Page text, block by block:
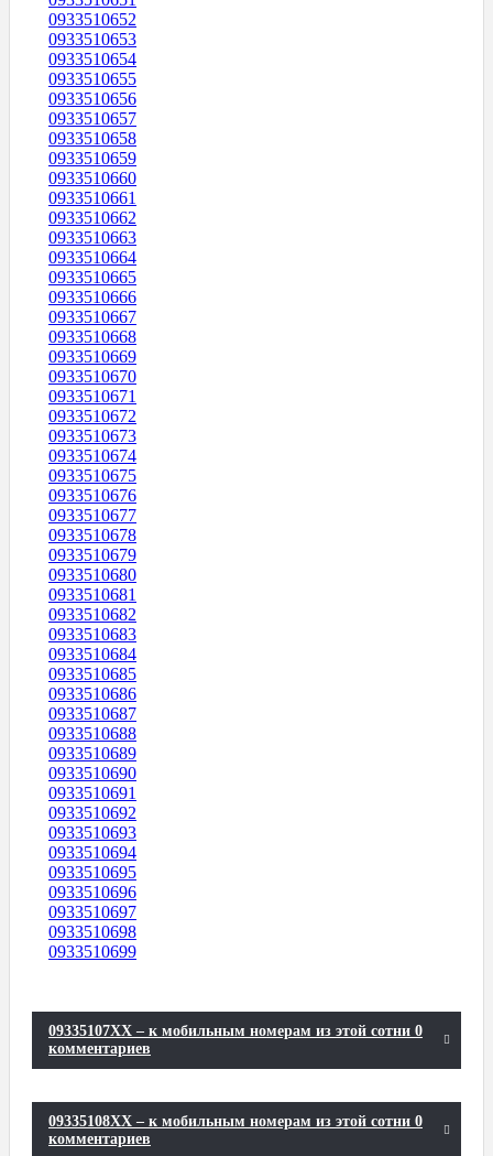
0933510652
0933510653
0933510654
0933510655
0933510656
0933510657
0933510658
0933510659
0933510660
0933510661
0933510662
0933510663
0933510664
0933510665
0933510666
0933510667
0933510668
0933510669
0933510670
0933510671
0933510672
0933510673
0933510674
0933510675
0933510676
0933510677
0933510678
0933510679
0933510680
0933510681
0933510682
0933510683
0933510684
0933510685
0933510686
0933510687
0933510688
0933510689
0933510690
0933510691
0933510692
0933510693
0933510694
0933510695
0933510696
0933510697
0933510698
0933510699
09335107XX – к мобильным номерам из этой сотни 0
комментариев
09335108XX – к мобильным номерам из этой сотни 0
комментариев